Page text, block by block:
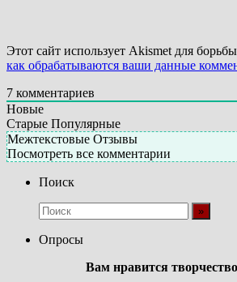
Этот сайт использует Akismet для
как обрабатываются ваши данные
7 комментариев
Новые
Старые Популярные
Межтекстовые Отзывы
Посмотреть все комментарии
Поиск
Опросы
Вам нравится